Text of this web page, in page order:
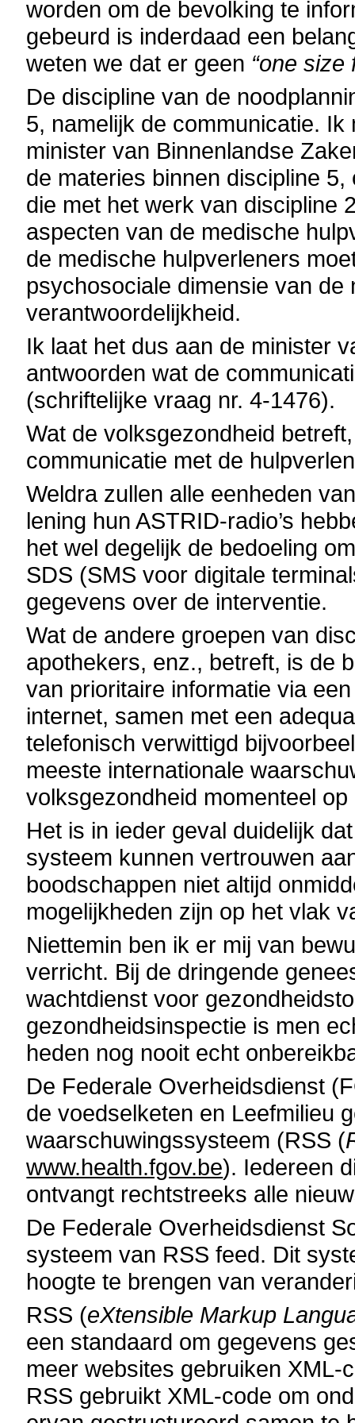
worden om de bevolking te
gebeurd is inderdaad een
weten we dat er geen “one size
De discipline van de
5, namelijk de communicatie.
minister van Binnenlandse
de materies binnen discipline
die met het werk van discipline
aspecten van de medische
de medische hulpverleners
psychosociale dimensie van
verantwoordelijkheid.
Ik laat het dus aan de minister
antwoorden wat de
(schriftelijke vraag nr. 4-1476).
Wat de volksgezondheid
communicatie met de
Weldra zullen alle eenheden
lening hun ASTRID-radio’s
het wel degelijk de bedoeling
SDS (SMS voor digitale
gegevens over de interventie.
Wat de andere groepen van
apothekers, enz., betreft, is de
van prioritaire informatie via
internet, samen met een
telefonisch verwittigd
meeste internationale
volksgezondheid momenteel
Het is in ieder geval duidelijk
systeem kunnen vertrouwen
boodschappen niet altijd
mogelijkheden zijn op het vlak
Niettemin ben ik er mij van
verricht. Bij de dringende
wachtdienst voor
gezondheidsinspectie is men
heden nog nooit echt
De Federale Overheidsdienst
de voedselketen en Leefmilieu
waarschuwingssysteem (RSS (
www.health.fgov.be). Iedereen
ontvangt rechtstreeks alle
De Federale Overheidsdienst
systeem van RSS feed. Dit
hoogte te brengen van
RSS (eXtensible Markup
een standaard om gegevens
meer websites gebruiken XML-
RSS gebruikt XML-code om